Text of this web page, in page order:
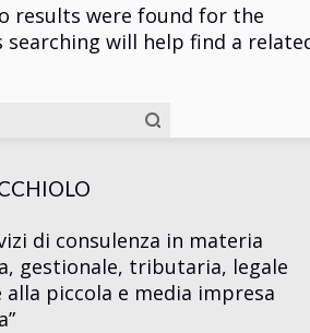
results were found for the
searching will help find a
di consulenza in materia
gestionale, tributaria, legale
alla piccola e media impresa